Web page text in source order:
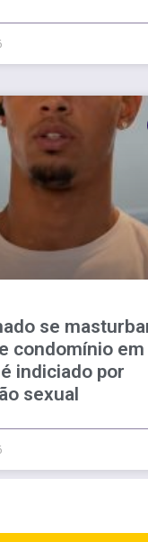
se
condomínio em
indiciado por
sexual